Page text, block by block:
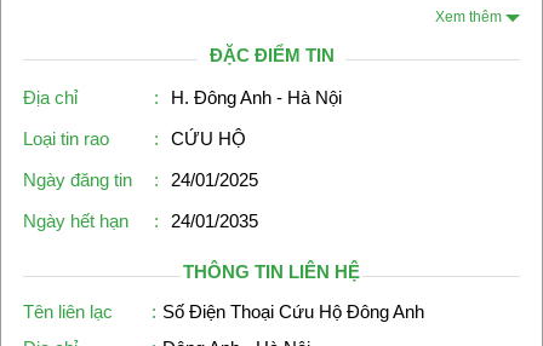
Xem thêm
ĐẶC ĐIỂM TIN
Địa chỉ :
H. Đông Anh - Hà Nội
Loại tin rao
:
CỨU HỘ
Ngày đăng tin
:
24/01/2025
Ngày hết hạn
: 24/01/2035
THÔNG TIN LIÊN HỆ
Tên liên lạc
: Số Điện Thoại Cứu Hộ Đông Anh